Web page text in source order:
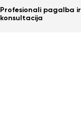
Profesionali pagalba ir
konsultacija